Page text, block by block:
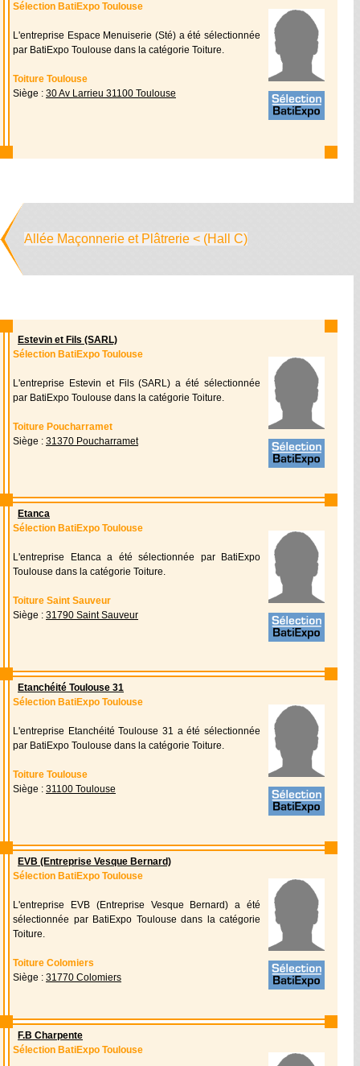
Sélection BatiExpo Toulouse
L'entreprise Espace Menuiserie (Sté) a été sélectionnée
par BatiExpo Toulouse dans la catégorie Toiture.
Toiture Toulouse
Siège : 30 Av Larrieu 31100 Toulouse
Allée Maçonnerie et Plâtrerie < (Hall C)
Estevin et Fils (SARL)
Sélection BatiExpo Toulouse
L'entreprise Estevin et Fils (SARL) a été sélectionnée
par BatiExpo Toulouse dans la catégorie Toiture.
Toiture Poucharramet
Siège : 31370 Poucharramet
Etanca
Sélection BatiExpo Toulouse
L'entreprise Etanca a été sélectionnée par BatiExpo
Toulouse dans la catégorie Toiture.
Toiture Saint Sauveur
Siège : 31790 Saint Sauveur
Etanchéité Toulouse 31
Sélection BatiExpo Toulouse
L'entreprise Etanchéité Toulouse 31 a été sélectionnée
par BatiExpo Toulouse dans la catégorie Toiture.
Toiture Toulouse
Siège : 31100 Toulouse
EVB (Entreprise Vesque Bernard)
Sélection BatiExpo Toulouse
L'entreprise EVB (Entreprise Vesque Bernard) a été
sélectionnée par BatiExpo Toulouse dans la catégorie
Toiture.
Toiture Colomiers
Siège : 31770 Colomiers
F.B Charpente
Sélection BatiExpo Toulouse